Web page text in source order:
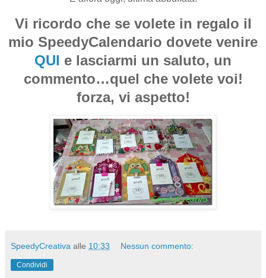
Vi ricordo che se volete in regalo il
mio SpeedyCalendario dovete venire
QUI e lasciarmi un saluto, un
commento…quel che volete voi!
forza, vi aspetto!
SpeedyCreativa alle 10:33 Nessun commento:
Condividi